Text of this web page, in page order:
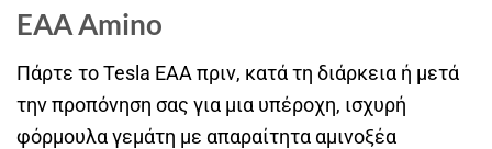
EAA Amino
Πάρτε το Tesla EAA πριν, κατά τη διάρκεια ή μετά
την προπόνηση σας για μια υπέροχη, ισχυρή
φόρμουλα γεμάτη με απαραίτητα αμινοξέα